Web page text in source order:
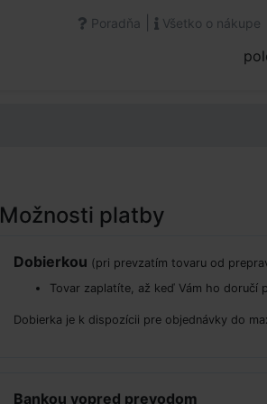
Poradňa Všetko o nákupe
Možnosti platby
Dobierkou (pri prevzatím tovaru od
Tovar zaplatíte, až keď Vám ho doručí
Dobierka je k dispozícii pre objednávky do
Bankou vopred prevodom